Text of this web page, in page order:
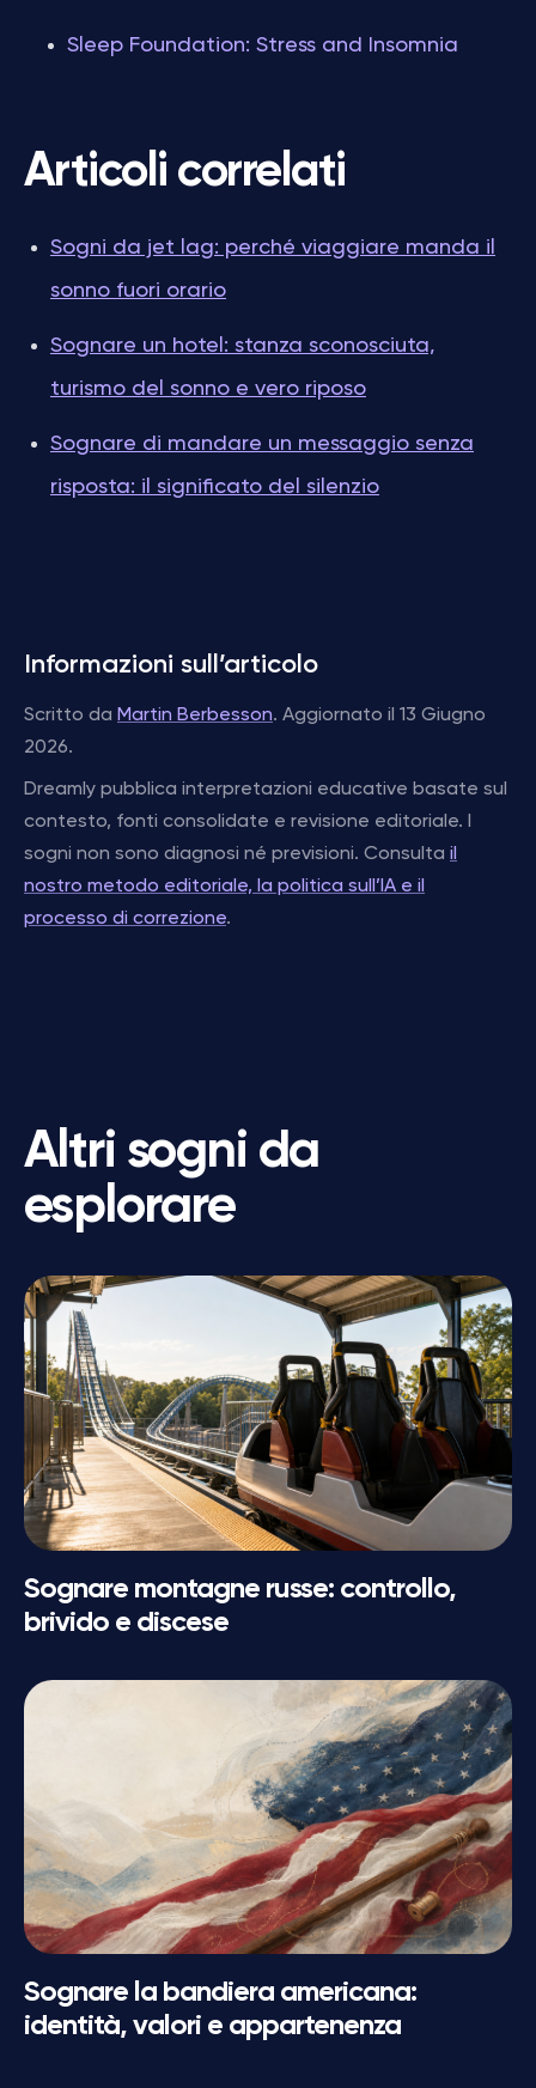
Sleep Foundation: Stress and Insomnia
Articoli correlati
Sogni da jet lag: perché viaggiare manda il
sonno fuori orario
Sognare un hotel: stanza sconosciuta,
turismo del sonno e vero riposo
Sognare di mandare un messaggio senza
risposta: il significato del silenzio
Informazioni sull’articolo
Scritto da Martin Berbesson. Aggiornato il 13 Giugno
2026.
Dreamly pubblica interpretazioni educative basate sul
contesto, fonti consolidate e revisione editoriale. I
sogni non sono diagnosi né previsioni. Consulta il
nostro metodo editoriale, la politica sull’IA e il
processo di correzione.
Altri sogni da
esplorare
Sognare montagne russe: controllo,
brivido e discese
Sognare la bandiera americana:
identità, valori e appartenenza